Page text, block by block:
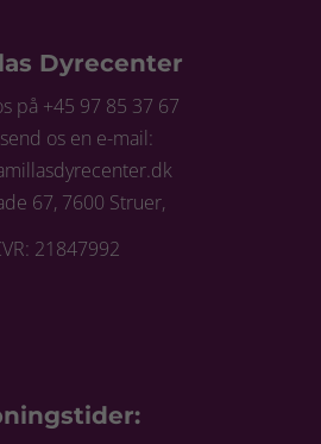
Dyrecenter
på +45 97 85 37 67
os en e-mail:
67, 7600 Struer,
21847992